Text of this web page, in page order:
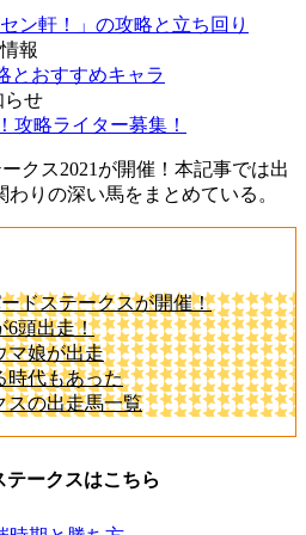
ン軒！」の攻略と立ち回り
報
とおすすめキャラ
らせ
攻略ライター募集！
クス2021が開催！本記事では出
りの深い馬をまとめている。
ドステークスが開催！
6頭出走！
マ娘が出走
時代もあった
スの出走馬一覧
ークスはこちら